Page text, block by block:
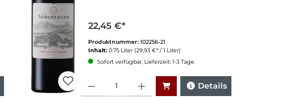
22,45 €*
Produktnummer: 102256-21
Inhalt: 0.75 Liter (29,93 €* / 1 Liter)
Sofort verfügbar, Lieferzeit: 1-3 Tage
Details